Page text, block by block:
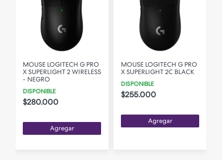
MOUSE LOGITECH G PRO
X SUPERLIGHT 2 WIRELESS
- NEGRO
DISPONIBLE
$280.000
Agregar
MOUSE LOGITECH G PRO
X SUPERLIGHT 2C BLACK
DISPONIBLE
$255.000
Agregar